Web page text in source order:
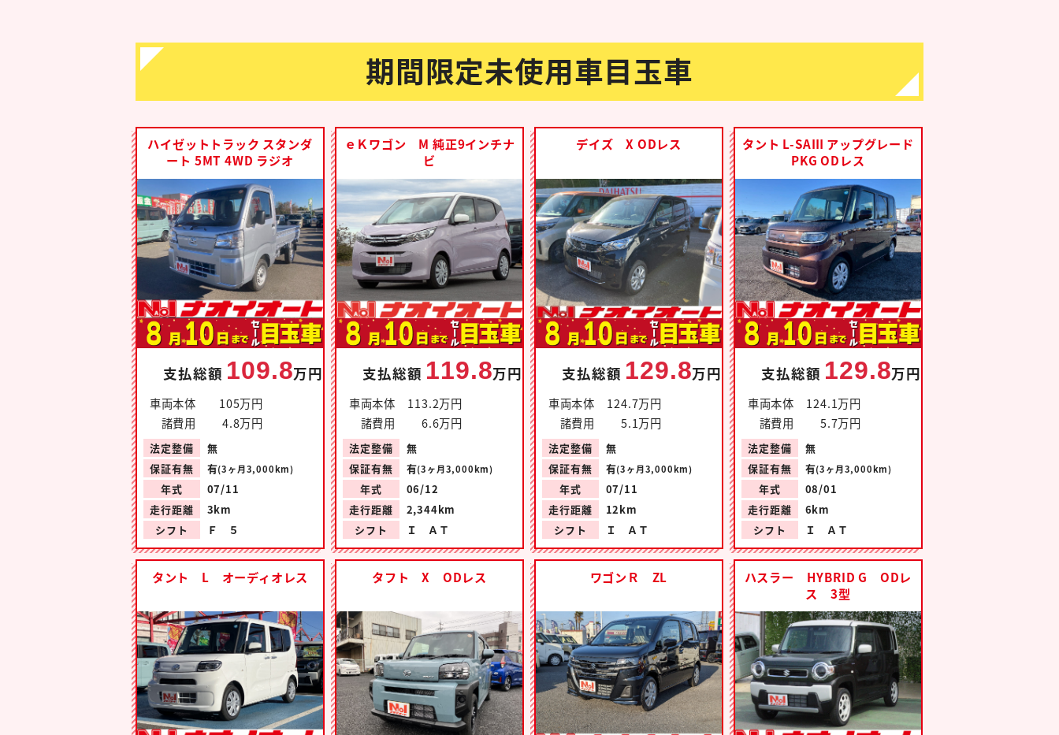
期間限定未使用車目玉車
ハイゼットトラック スタンダ
ート 5MT 4WD ラジオ
支払総額 109.8万円
車両本体
105万円
諸費用
4.8万円
法定整備
無
保証有無
有(3ヶ月3,000km)
年式
07/11
走行距離
3km
シフト
Ｆ ５
ｅＫワゴン M 純正9インチナ
ビ
支払総額 119.8万円
車両本体
113.2万円
諸費用
6.6万円
法定整備
無
保証有無
有(3ヶ月3,000km)
年式
06/12
走行距離
2,344km
シフト
Ｉ ＡＴ
デイズ X ODレス
支払総額 129.8万円
車両本体
124.7万円
諸費用
5.1万円
法定整備
無
保証有無
有(3ヶ月3,000km)
年式
07/11
走行距離
12km
シフト
Ｉ ＡＴ
タント L-SAⅢ アップグレード
PKG ODレス
支払総額 129.8万円
車両本体
124.1万円
諸費用
5.7万円
法定整備
無
保証有無
有(3ヶ月3,000km)
年式
08/01
走行距離
6km
シフト
Ｉ ＡＴ
タント L オーディオレス タフト X ODレス ワゴンＲ ZL
ハスラー HYBRID G ODレ
ス 3型